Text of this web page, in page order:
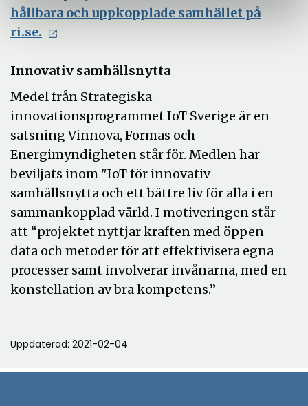
hållbara och uppkopplade samhället på
ri.se.
Innovativ samhällsnytta
Medel från Strategiska
innovationsprogrammet IoT Sverige är en
satsning Vinnova, Formas och
Energimyndigheten står för. Medlen har
beviljats inom "IoT för innovativ
samhällsnytta och ett bättre liv för alla i en
sammankopplad värld. I motiveringen står
att “projektet nyttjar kraften med öppen
data och metoder för att effektivisera egna
processer samt involverar invånarna, med en
konstellation av bra kompetens.”
Uppdaterad: 2021-02-04